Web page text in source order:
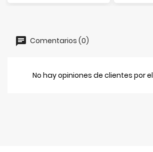
Comentarios (0)
No hay opiniones de clientes por